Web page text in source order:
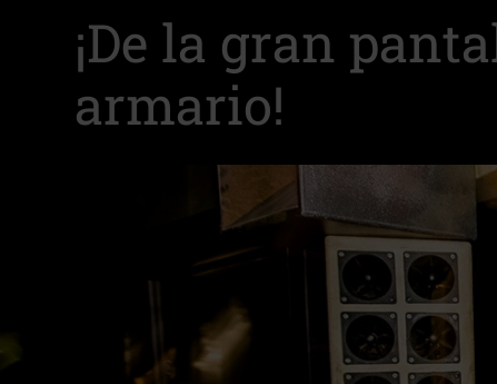
¡De la gran
armario!